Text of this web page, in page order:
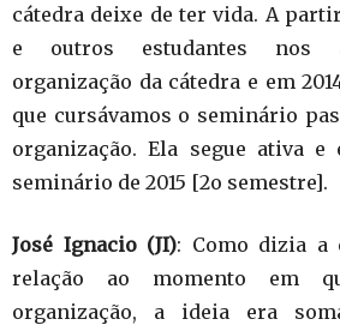
cátedra deixe de ter vida. A
e outros estudantes nos
organização da cátedra e em
que cursávamos o seminário
organização. Ela segue ativa e
seminário de 2015 [2o semestre].
José Ignacio (JI): Como dizia a
relação ao momento em
organização, a ideia era